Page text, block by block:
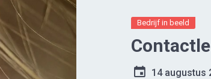
Bedrijf in beeld
14 augustus